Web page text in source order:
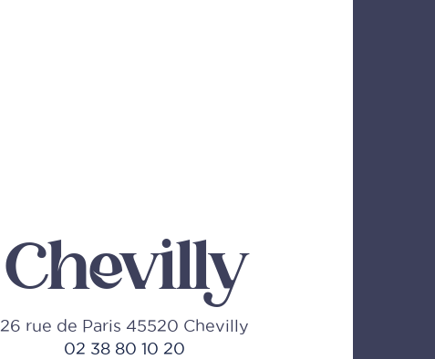
Chevilly
26 rue de Paris 45520 Chevilly
02 38 80 10 20